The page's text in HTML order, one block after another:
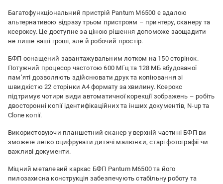
Багатофункціональний пристрій Pantum M6500 є вдалою
альтернативою відразу трьом пристроям – принтеру, сканеру та
ксероксу. Це доступне за ціною рішення допоможе заощадити
не лише ваші гроші, але й робочий простір.
БФП оснащений завантажувальним лотком на 150 сторінок.
Потужний процесор частотою 600 МГц та 128 МБ вбудованої
пам’яті дозволяють здійснювати друк та копіювання зі
швидкістю 22 сторінки А4 формату за хвилину. Ксерокс
підтримує чотири види автоматичної корекції зображень – робіть
двосторонні копії ідентифікаційних та інших документів, N-up та
Clone копії.
Використовуючи планшетний сканер у верхній частині БФП ви
зможете легко оцифрувати дитячі малюнки, старі фотографії чи
важливі документи.
Міцний металевий каркас БФП Pantum M6500 та його
пилозахисна конструкція забезпечують стабільну роботу та